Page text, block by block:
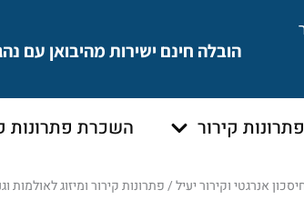
הובלה חינם ישירות מהיבואן עם
פתרונות קירור השכרת פתרונות
אנרגטי וקירור יעיל/פתרונות קירור ומיזוג לאולמות